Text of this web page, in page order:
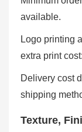
available.
Logo printing
extra print
Delivery cost
shipping
Texture,